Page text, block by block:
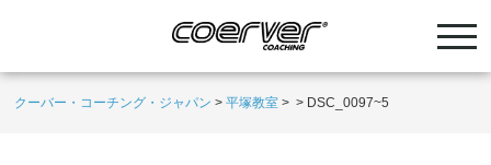
クーバー・コーチング・ジャパン >平塚教室 > > DSC_0097~5